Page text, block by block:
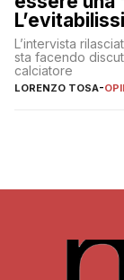
L’intervista
sta facendo
calciatore
LORENZO TOSA-